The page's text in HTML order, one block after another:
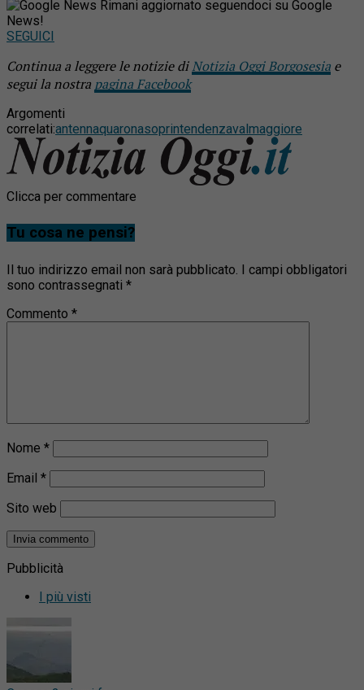
Rimani aggiornato seguendoci su Google
News!
SEGUICI
Continua a leggere le notizie diNotizia Oggi Borgosesia e
segui la nostra pagina Facebook
Argomenti
correlati:antennaquaronasoprintendenzavalmaggiore
Clicca per commentare
Tu cosa ne pensi?
Il tuo indirizzo email non sarà pubblicato.
I campi obbligatori
sono contrassegnati *
Commento *
Nome *
Email *
Sito web
Pubblicità
I più visti